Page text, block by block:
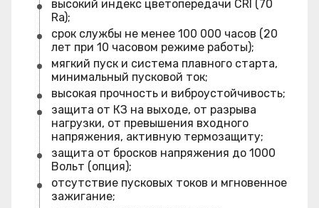
высокий индекс цветопередачи CRI (70
Ra);
срок службы не менее 100 000 часов (20
лет при 10 часовом режиме работы);
мягкий пуск и система плавного старта,
минимальный пусковой ток;
высокая прочность и виброустойчивость;
защита от КЗ на выходе, от разрыва
нагрузки, от превышения входного
напряжения, активную термозащиту;
защита от бросков напряжения до 1000
Вольт (опция);
отсутствие пусковых токов и мгновенное
зажигание;